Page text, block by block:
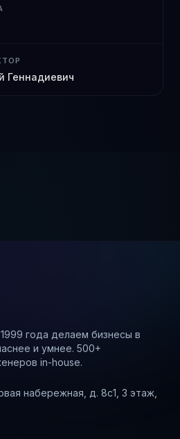
Геннадиевич
года делаем бизнесы в
и умнее. 500+
in-house.
набережная, д. 8с1, 3 этаж,